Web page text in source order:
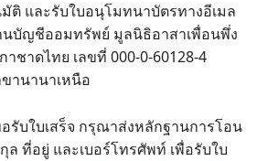
ติ และรับใบอนุโมทนาบัตรทางอีเมล
บัญชีออมทรัพย์ มูลนิธิอาสาเพื่อนพึ่ง
ชาดไทย เลขที่ 000-0-60128-4
านานาเหนือ
รับใบเสร็จ กรุณาส่งหลักฐานการโอน
ล ที่อยู่ และเบอร์โทรศัพท์ เพื่อรับใบ